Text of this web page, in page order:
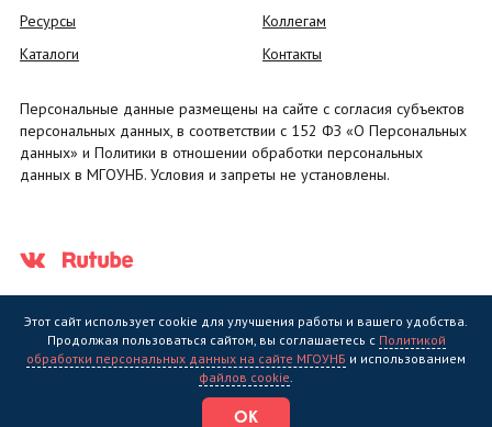
Ресурсы
Каталоги
Коллегам
Контакты
Персональные данные размещены на сайте с согласия субъектов
персональных данных, в соответствии с 152 ФЗ «О Персональных
данных» и Политики в отношении обработки персональных
данных в МГОУНБ. Условия и запреты не установлены.
Государственное областное бюджетное учреждение культуры
библиотека" (МГОУНБ) © 2006 - 2026
Этот сайт использует cookie для улучшения работы и вашего удобства.
Продолжая пользоваться сайтом, вы соглашаетесь с Политикой
обработки персональных данных на сайте МГОУНБ и использованием
файлов cookie.
ОК